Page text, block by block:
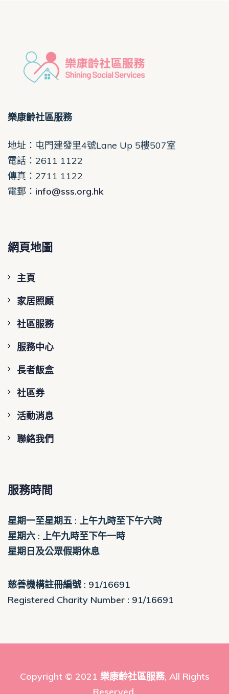
樂康齡社區服務
地址：屯門建發里4號Lane Up 5樓507室
電話 ：2611 1122
傳真：2711 1122
電郵 ： info@sss.org.hk
網頁地圖
主頁
家居照顧
社區服務
服務中心
長者飯盒
社區券
活動消息
聯絡我們
服務時間
星期一至星期五 : 上午九時至下午六時
星期六 : 上午九時至下午一時
星期日及公眾假期休息
慈善機構註冊編號 : 91/16691
Registered Charity Number : 91/16691
Copyright © 2021 樂康齡社區服務, All Rights
Reserved.